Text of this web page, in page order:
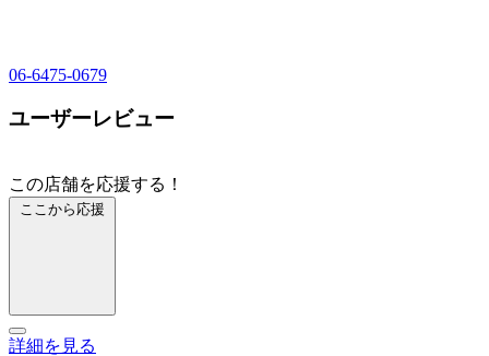
06-6475-0679
ユーザーレビュー
この店舗を応援する！
ここから応援
詳細を見る